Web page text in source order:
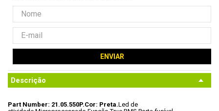
ENVIAR
Descrição
Part Number: 21.05.550P.Cor: Preta.Led de